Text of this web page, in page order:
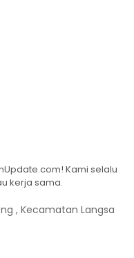
Kami selalu
kerja sama.
, Kecamatan Langsa